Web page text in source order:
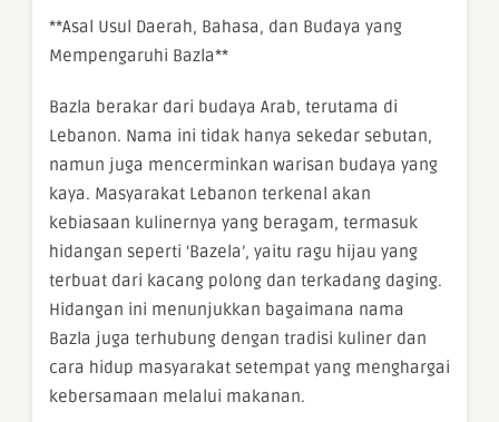
**Asal Usul Daerah, Bahasa, dan Budaya yang
Mempengaruhi Bazla**
Bazla berakar dari budaya Arab, terutama di
Lebanon. Nama ini tidak hanya sekedar sebutan,
namun juga mencerminkan warisan budaya yang
kaya. Masyarakat Lebanon terkenal akan
kebiasaan kulinernya yang beragam, termasuk
hidangan seperti ‘Bazela’, yaitu ragu hijau yang
terbuat dari kacang polong dan terkadang daging.
Hidangan ini menunjukkan bagaimana nama
Bazla juga terhubung dengan tradisi kuliner dan
cara hidup masyarakat setempat yang menghargai
kebersamaan melalui makanan.